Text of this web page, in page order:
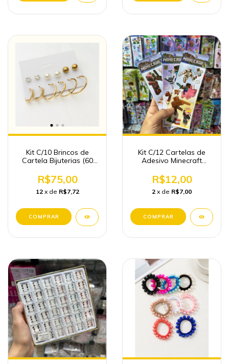
Kit C/10 Brincos de
Cartela Bijuterias (60
R$75,00
12 x de R$7,72
Kit C/12 Cartelas de
Adesivo Minecraft
Atacado
R$12,00
2 x de R$7,00